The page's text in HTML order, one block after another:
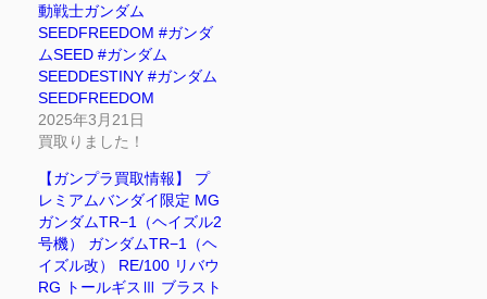
動戦士ガンダム
SEEDFREEDOM #ガンダ
ムSEED #ガンダム
SEEDDESTINY #ガンダム
SEEDFREEDOM
2025年3月21日
買取りました！
【ガンプラ買取情報】 プ
レミアムバンダイ限定 MG
ガンダムTR−1（ヘイズル2
号機） ガンダムTR−1（ヘ
イズル改） RE/100 リバウ
RG トールギスⅢ ブラスト